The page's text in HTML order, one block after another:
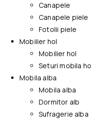
Canapele
Canapele piele
Fotolii piele
Mobilier hol
Mobilier hol
Seturi mobila
Mobila alba
Mobila alba
Dormitor alb
Sufragerie alba